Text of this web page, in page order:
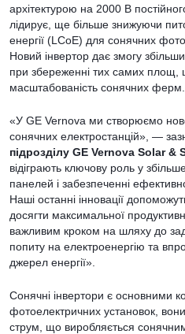
архітектурою на 2000 В
лідирує, ще більше знижуючи
енергії (LCoE) для сонячних
Новий інвертор дає змогу
при збереженні тих самих площ,
масштабованість сонячних ферм.
«У GE Vernova ми створюємо
сонячних електростанцій», —
підрозділу GE Vernova Solar
відіграють ключову роль у
панелей і забезпеченні
Наші останні інновації
досягти максимальної
важливим кроком на шляху до
попиту на електроенергію та
джерел енергії».
Сонячні інвертори є основними
фотоелектричних установок,
струм, що виробляється